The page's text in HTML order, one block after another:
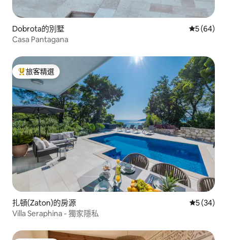
Dobrota的別墅 從 64 則評
5 (64)
Casa Pantagana
旅客精選榜首
旅客精選
扎頓(Zaton)的房源 從 34 則評
5 (34)
Villa Seraphina - 獨家隱私